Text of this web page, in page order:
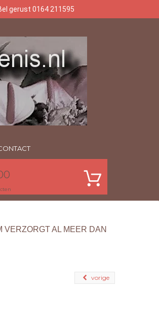
gerust 0164 211595
VERZORGT AL MEER DAN
vorige